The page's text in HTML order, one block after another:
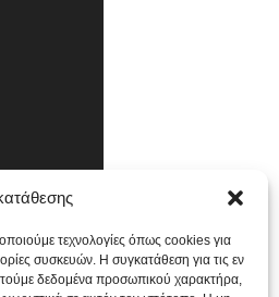
τεχνολογίες όπως cookies για
συσκευών. Η συγκατάθεση για τις εν
δεδομένα προσωπικού χαρακτήρα,